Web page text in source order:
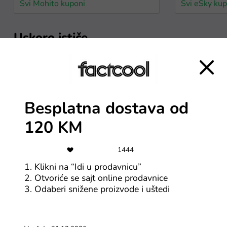
Svi Mohito kuponi Svi eSky
Uskoro ističe
9$
Svi AliExpress BiH kuponi
2$
AliExpress kupon za 2$
popusta na kupovinu
iznad 15$
Besplatna dostava od
120 KM
1444
1. Klikni na “Idi u prodavnicu”
2. Otvoriće se sajt online prodavnice
3. Odaberi snižene proizvode i uštedi